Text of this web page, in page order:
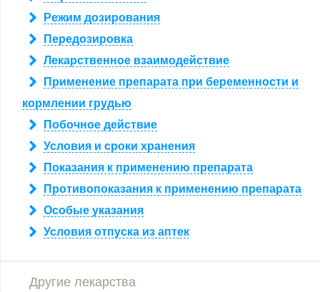
Режим дозирования
Передозировка
Лекарственное взаимодействие
Применение препарата при беременности и
кормлении грудью
Побочное действие
Условия и сроки хранения
Показания к применению препарата
Противопоказания к применению препарата
Особые указания
Условия отпуска из аптек
Другие лекарства